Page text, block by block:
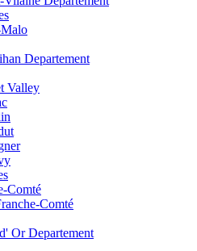
Departement
Valley
Comté
Comté
Or Departement